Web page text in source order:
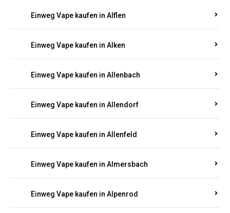
Einweg Vape kaufen in Alflen
Einweg Vape kaufen in Alken
Einweg Vape kaufen in Allenbach
Einweg Vape kaufen in Allendorf
Einweg Vape kaufen in Allenfeld
Einweg Vape kaufen in Almersbach
Einweg Vape kaufen in Alpenrod